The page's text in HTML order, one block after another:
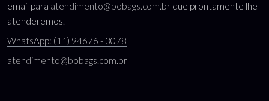
email para atendimento@bobags.com.br que prontamente lhe
atenderemos.
WhatsApp: (11) 94676 - 3078
atendimento@bobags.com.br